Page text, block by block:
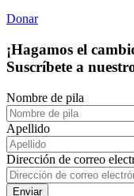
Donar
¡Hagamos el
Suscríbete a
Nombre de pila
Apellido
Dirección de correo